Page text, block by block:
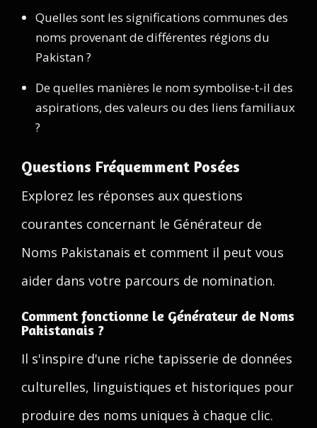
Quelles sont les significations communes des
noms provenant de différentes régions du
Pakistan ?
De quelles manières le nom symbolise-t-il des
aspirations, des valeurs ou des liens familiaux
?
Questions Fréquemment Posées
Explorez les réponses aux questions
courantes concernant le Générateur de
Noms Pakistanais et comment il peut vous
aider dans votre parcours de nomination.
Comment fonctionne le Générateur de Noms
Pakistanais ?
Il s'inspire d'une riche tapisserie de données
culturelles, linguistiques et historiques pour
produire des noms uniques à chaque clic.